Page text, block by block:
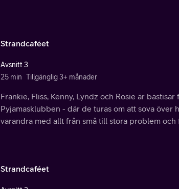
Strandcaféet
Avsnitt 3
25 min Tillgänglig 3+ månader
Frankie, Fliss, Kenny, Lyndz och Rosie är
Pyjamasklubben - där de turas om att sova över
varandra med allt från små till stora problem och
Strandcaféet